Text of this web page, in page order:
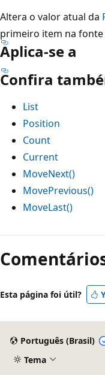
Altera o valor atual da
primeiro item na
Aplica-se a
Confira
List
Position
Count
Current
MoveNext()
MovePrevious()
MoveLast()
Modo
de
leitura
Esta página foi útil?
Português (Brasil)
Tema